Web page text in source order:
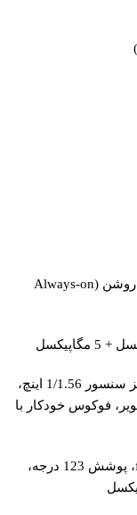
ویژگی‌ های مهم صفحه نمایش :نمایشگر همیشه روشن (Always-on
مشخصات دوربین واید :50 مگاپیکسل، f/1.8، سایز سنسور 1/1.56 اینچ،
فوکوس خودکار با
مشخصات دوربین اولتراواید :12 مگاپیکسل، f/2.2، پوشش 123 درجه،